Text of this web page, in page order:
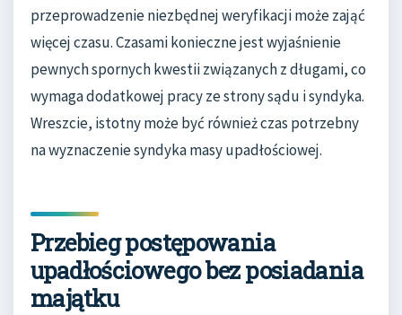
przeprowadzenie niezbędnej weryfikacji może zająć
więcej czasu. Czasami konieczne jest wyjaśnienie
pewnych spornych kwestii związanych z długami, co
wymaga dodatkowej pracy ze strony sądu i syndyka.
Wreszcie, istotny może być również czas potrzebny
na wyznaczenie syndyka masy upadłościowej.
Przebieg postępowania
upadłościowego bez posiadania
majątku